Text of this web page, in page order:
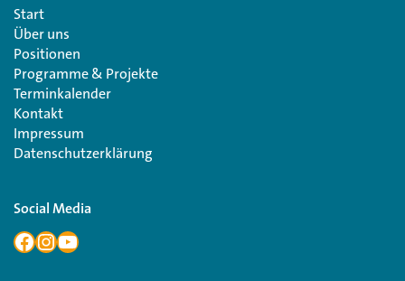
Start
Über uns
Positionen
Programme & Projekte
Terminkalender
Kontakt
Impressum
Datenschutzerklärung
Social Media